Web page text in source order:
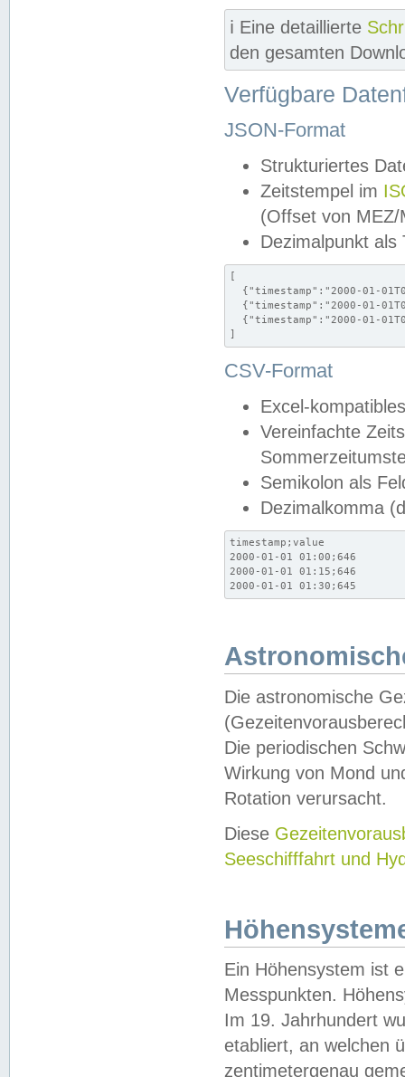
ℹ️ Eine detaillierte
den gesamten
Verfügbare
JSON-Format
Strukturiertes
Zeitstempel im
(Offset von MEZ/
Dezimalpunkt als
[
{"timestamp":"2000-01-
{"timestamp":"2000-01-
{"timestamp":"2000-01-
]
CSV-Format
Excel-
Vereinfachte
Semikolon als
Dezimalkomma
timestamp;value
2000-01-01 01:00;646
2000-01-01 01:15;646
2000-01-01 01:30;645
Die astronomische
Die periodischen
Wirkung von Mond
Rotation verursacht.
Diese
Seeschifffahrt und
Ein Höhensystem ist
Messpunkten.
Im 19. Jahrhundert
etabliert, an welchen
zentimetergenau